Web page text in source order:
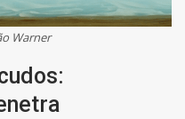
Warner